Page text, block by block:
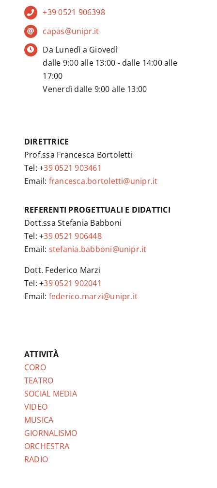
+39 0521 906398
capas@unipr.it
Da Lunedì a Giovedì
dalle 9:00 alle 13:00 - dalle 14:00 alle
17:00
Venerdì dalle 9:00 alle 13:00
DIRETTRICE
Prof.ssa Francesca Bortoletti
Tel: +39 0521 903461
Email: francesca.bortoletti@unipr.it
REFERENTI PROGETTUALI E DIDATTICI
Dott.ssa Stefania Babboni
Tel: +39 0521 906448
Email: stefania.babboni@unipr.it
Dott. Federico Marzi
Tel: +39 0521 902041
Email: federico.marzi@unipr.it
ATTIVITÀ
CORO
TEATRO
SOCIAL MEDIA
VIDEO
MUSICA
GIORNALISMO
ORCHESTRA
RADIO